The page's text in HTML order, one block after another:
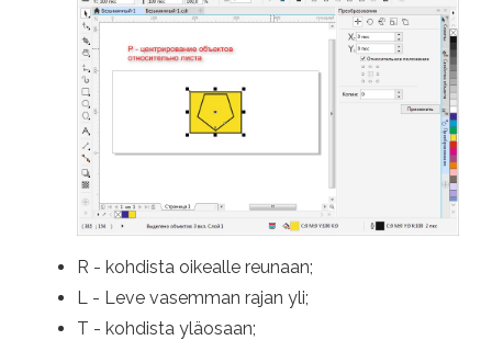
R - kohdista oikealle reunaan;
L - Leve vasemman rajan yli;
T - kohdista yläosaan;